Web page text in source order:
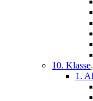
10. Klasse
1.